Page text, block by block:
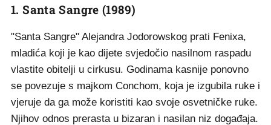
1. Santa Sangre (1989)
"Santa Sangre" Alejandra Jodorowskog prati Fenixa,
mladića koji je kao dijete svjedočio nasilnom raspadu
vlastite obitelji u cirkusu. Godinama kasnije ponovno
se povezuje s majkom Conchom, koja je izgubila ruke i
vjeruje da ga može koristiti kao svoje osvetničke ruke.
Njihov odnos prerasta u bizaran i nasilan niz događaja.